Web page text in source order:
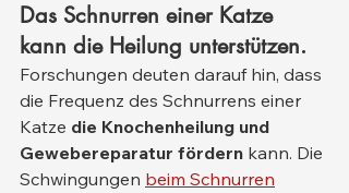
Das Schnurren einer Katze
kann die Heilung unterstützen.
Forschungen deuten darauf hin, dass
die Frequenz des Schnurrens einer
Katze die Knochenheilung und
Gewebereparatur fördern kann. Die
Schwingungen beim Schnurren